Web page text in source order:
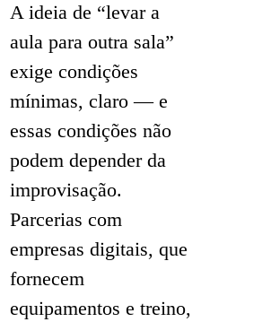
A ideia de “levar a
aula para outra sala”
exige condições
mínimas, claro — e
essas condições não
podem depender da
improvisação.
Parcerias com
empresas digitais, que
fornecem
equipamentos e treino,